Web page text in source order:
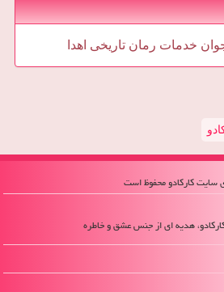
خدمات رمان تاریخی اهدا
هدیه ای از جنس عشق و خاطره